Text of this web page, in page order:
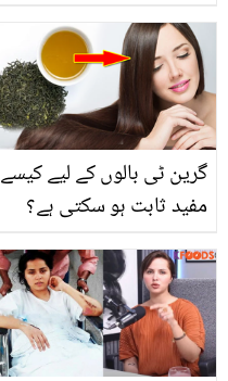
ہے اور اس سے متعلق
بنیادی معلومات
گرین ٹی بالوں کے لیے کیسے
مفید ثابت ہو سکتی ہے؟
طریقے